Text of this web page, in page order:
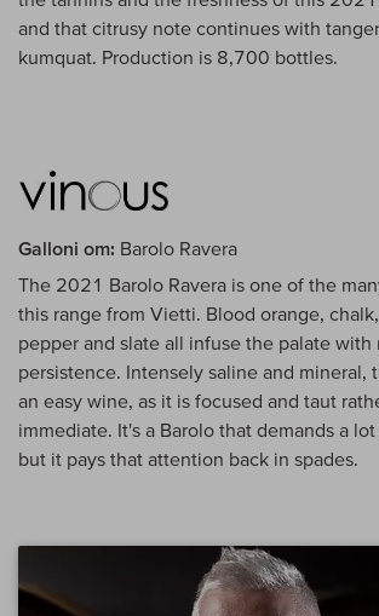
and that citrusy note continues with
kumquat. Production is 8,700 bottles.
Galloni om: Barolo Ravera
The 2021 Barolo Ravera is one of the
this range from Vietti. Blood orange,
pepper and slate all infuse the palate with
persistence. Intensely saline and mineral,
an easy wine, as it is focused and taut
immediate. It's a Barolo that demands a
but it pays that attention back in spades.